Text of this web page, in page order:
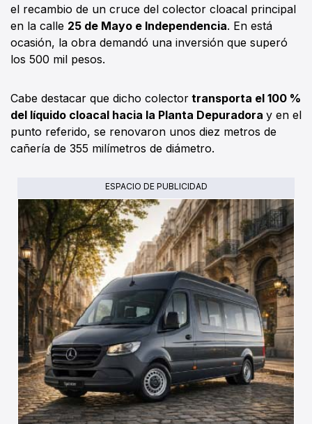
el recambio de un cruce del colector cloacal principal
en la calle 25 de Mayo e Independencia. En está
ocasión, la obra demandó una inversión que superó
los 500 mil pesos.
Cabe destacar que dicho colector transporta el 100 %
del líquido cloacal hacia la Planta Depuradora y en el
punto referido, se renovaron unos diez metros de
cañería de 355 milímetros de diámetro.
ESPACIO DE PUBLICIDAD